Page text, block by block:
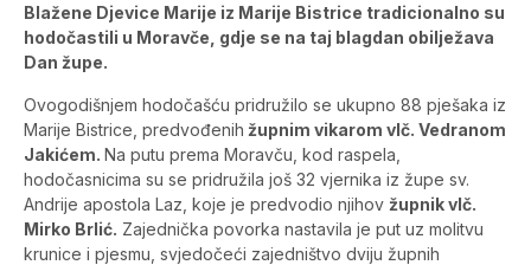
Blažene Djevice Marije iz Marije Bistrice tradicionalno su
hodočastili u Moravče, gdje se na taj blagdan obilježava
Dan župe.
Ovogodišnjem hodočašću pridružilo se ukupno 88 pješaka iz
Marije Bistrice, predvođenih župnim vikarom vlč. Vedranom
Jakićem. Na putu prema Moravču, kod raspela,
hodočasnicima su se pridružila još 32 vjernika iz župe sv.
Andrije apostola Laz, koje je predvodio njihov župnik vlč.
Mirko Brlić. Zajednička povorka nastavila je put uz molitvu
krunice i pjesmu, svjedočeći zajedništvo dviju župnih